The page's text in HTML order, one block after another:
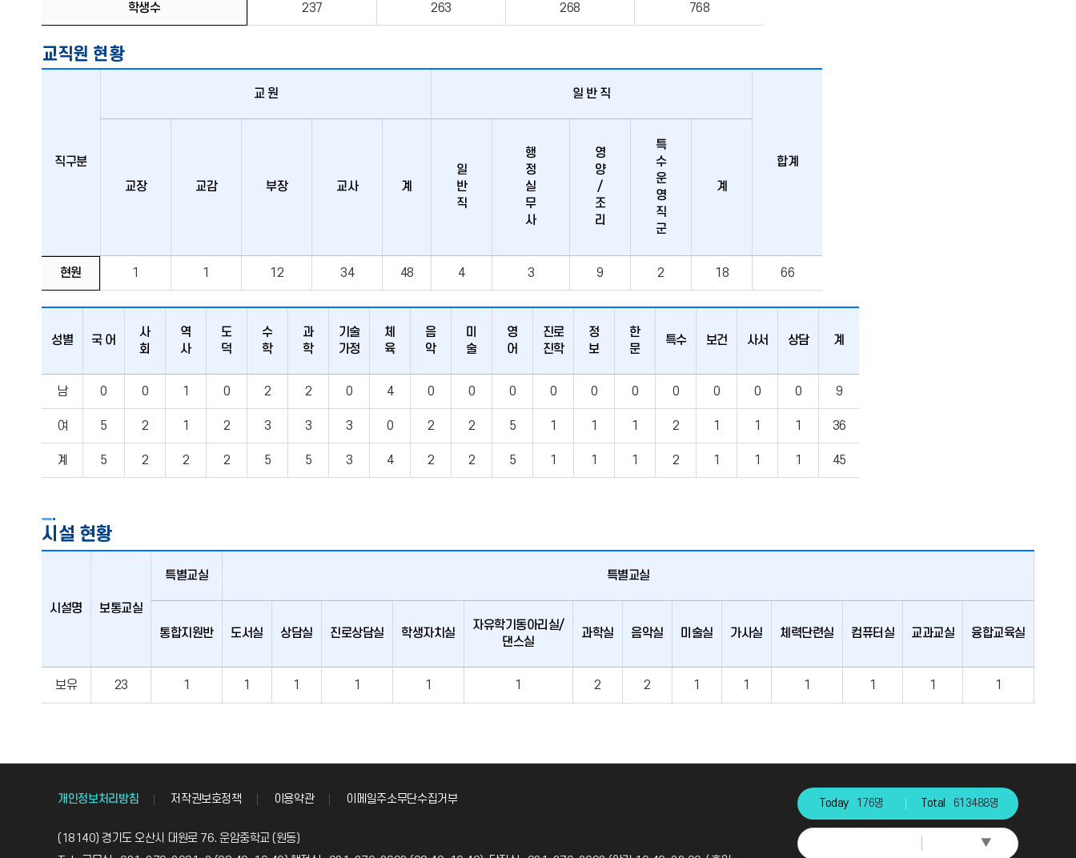
학생수 237 263 268 768
교직원 현황
교직원
직구분
교 원 일 반 직
합계
교장
교감 부장 교사 계
일
반
직
행
정
실
무
사
영
양
/
조
리
특
수
운
영
직
군
계
현원 1 1 12 34 48 4 3 9 2 18 66
교직원
성별 국 어
사
회
역
사
도
덕
수
학
과
학
기술
가정
체
육
음
악
미
술
영
어
진로
진학
정
보
한
문
특수 보건 사서 상담 계
남 0 0 1 0 2 2 0 4 0 0 0 0 0 0 0 0 0 0 9
여 5 2 1 2 3 3 3 0 2 2 5 1 1 1 2 1 1 1 36
계 5 2 2 2 5 5 3 4 2 2 5 1 1 1 2 1 1 1 45
시설 현황
시설
시설명 보통교실
특별교실 특별교실
통합지원반 도서실 상담실 진로상담실 학생자치실
자유학기동아리실/
댄스실
과학실 음악실 미술실 가사실 체력단련실 컴퓨터실 교과교실 융합교육실
보유 23 1 1 1 1 1 1 2 2 1 1 1 1 1 1
개인정보처리방침 저작권보호정책 이용약관 이메일주소무단수집거부
(18140) 경기도 오산시 대원로 76. 운암중학교 (원동)
Today 176명 Total 613488명
▼